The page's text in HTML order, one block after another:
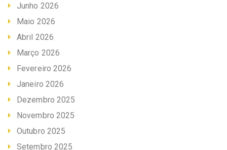
Junho 2026
Maio 2026
Abril 2026
Março 2026
Fevereiro 2026
Janeiro 2026
Dezembro 2025
Novembro 2025
Outubro 2025
Setembro 2025